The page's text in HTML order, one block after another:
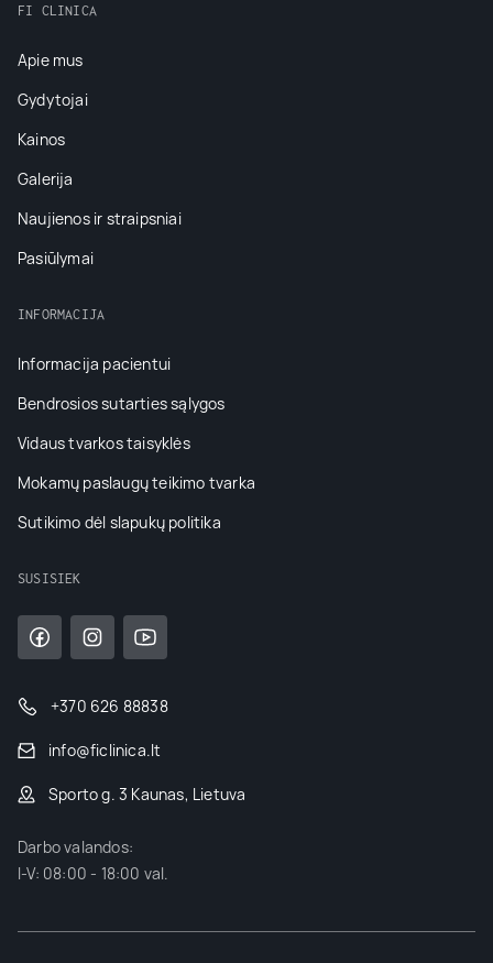
FI CLINICA
Apie mus
Gydytojai
Kainos
Galerija
Naujienos ir straipsniai
Pasiūlymai
INFORMACIJA
Informacija pacientui
Bendrosios sutarties sąlygos
Vidaus tvarkos taisyklės
Mokamų paslaugų teikimo tvarka
Sutikimo dėl slapukų politika
SUSISIEK
+370 626 88838
info@ficlinica.lt
Sporto g. 3 Kaunas, Lietuva
Darbo valandos:
I-V: 08:00 - 18:00 val.